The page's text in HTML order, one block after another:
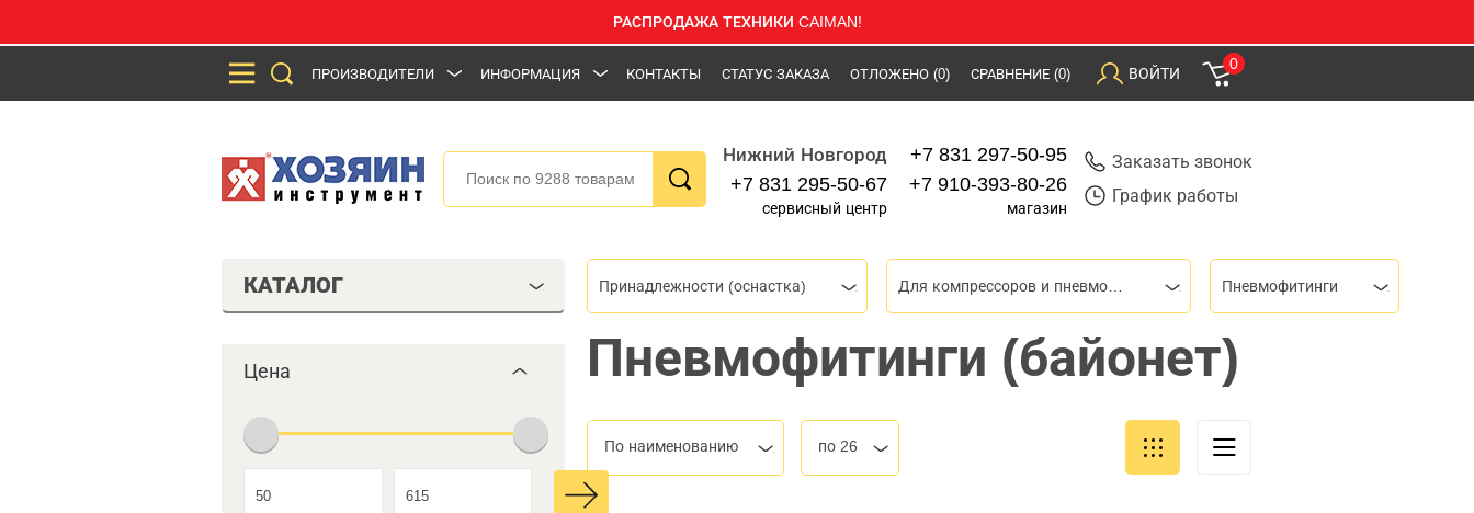
РАСПРОДАЖА ТЕХНИКИ CAIMAN!
ПРОИЗВОДИТЕЛИ ИНФОРМАЦИЯ КОНТАКТЫ СТАТУС ЗАКАЗА ОТЛОЖЕНО (0) СРАВНЕНИЕ (0) ВОЙТИ
0
Нижний Новгород
+7 831 295-50-67
сервисный центр
+7 831 297-50-95
+7 910-393-80-26
магазин
Заказать звонок
График работы
КАТАЛОГ
Цена
Принадлежности (оснастка) Пневмофитинги
Пневмофитинги (байонет)
По наименованию по 26